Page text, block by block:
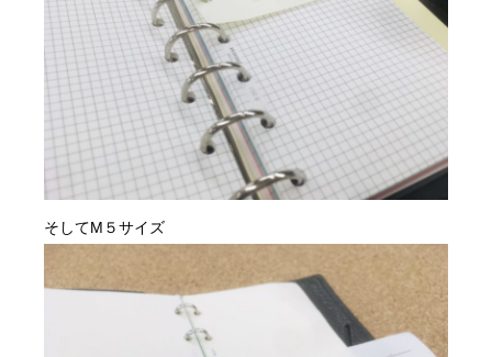
そしてM５サイズ